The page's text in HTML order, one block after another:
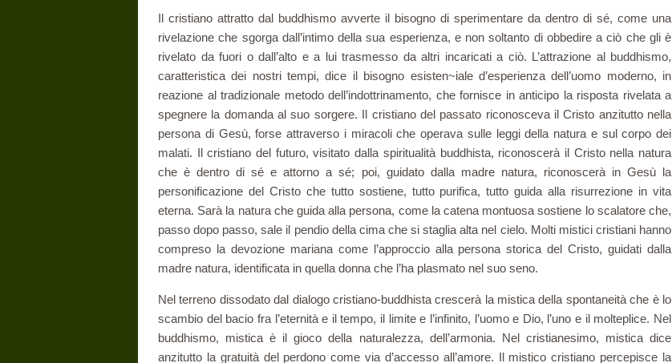
Il cristiano attratto dal buddhismo avverte il bisogno di speri­mentare da dentro di sé, come una
rivelazione che sgorga dall’intimo della sua esperienza, e non soltanto di obbedire a ciò che gli è
rivela­to da fuori o dall’alto e a lui trasmesso da altri incaricati a ciò. L’at­trazione al buddhismo,
caratteristica dei nostri tempi, dice il bisogno esisten~iale d’esperienza dell’uomo moderno, in
reazione al tradizio­nale metodo dell’indottrinamento, che fornisce in anticipo la risposta rivelata a
spegnere la domanda al suo sorgere. Il cristiano del passato riconosceva il Cristo anzitutto nella
persona di Gesù, forse attraver­so i miracoli che operava sulle leggi della natura e sul corpo dei
ma­lati. Il cristiano del futuro, visitato dalla spiritualità buddhista, rico­noscerà il Cristo nella natura
che è dentro di sé e attorno a sé; poi, guidato dalla madre natura, riconoscerà in Gesù la
personificazione del Cristo che tutto sostiene, tutto purifica, tutto guida alla risurre­zione in vita
eterna. Sarà la natura che guida alla persona, come la catena montuosa sostiene lo scalatore che,
passo dopo passo, sale il pendio della cima che si staglia alta nel cielo. Molti mistici cristiani hanno
compreso la devozione mariana come l’approccio alla persona storica del Cristo, guidati dalla
madre natura, identificata in quella donna che l’ha plasmato nel suo seno.
Nel terreno dissodato dal dialogo cristiano-buddhista crescerà la mistica della spontaneità che è lo
scambio del bacio fra l’eternità e il tempo, il limite e l’infinito, l’uomo e Dio, l’uno e il molteplice. Nel
buddhismo, mistica è il gioco della naturalezza, dell’armonia. Nel cristianesimo, mistica dice
anzitutto la gratuità del perdono come via d’accesso all’amore. Il mistico cristiano percepisce la